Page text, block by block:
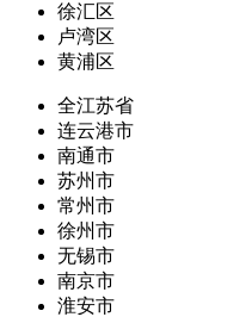
徐汇区
卢湾区
黄浦区
全江苏省
连云港市
南通市
苏州市
常州市
徐州市
无锡市
南京市
淮安市